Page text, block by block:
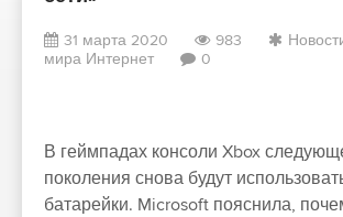
31 марта 2020 983
мира Интернет
0
В геймпадах консоли Xbox
поколения снова будут
батарейки. Microsoft пояснила,